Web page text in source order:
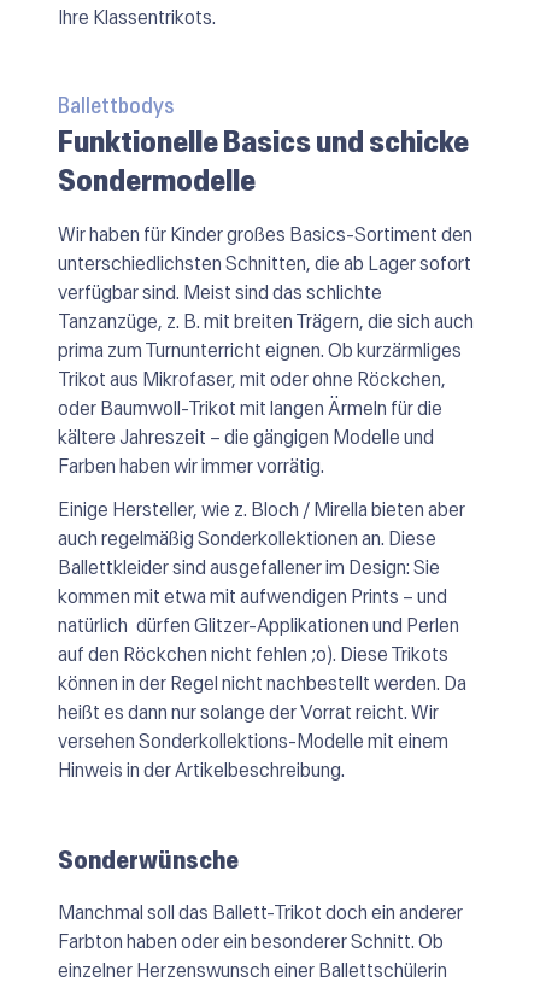
Ihre Klassentrikots.
Ballettbodys
Funktionelle Basics und schicke
Sondermodelle
Wir haben für Kinder großes Basics-Sortiment den
unterschiedlichsten Schnitten, die ab Lager sofort
verfügbar sind. Meist sind das schlichte
Tanzanzüge, z. B. mit breiten Trägern, die sich auch
prima zum Turnunterricht eignen. Ob kurzärmliges
Trikot aus Mikrofaser, mit oder ohne Röckchen,
oder Baumwoll-Trikot mit langen Ärmeln für die
kältere Jahreszeit – die gängigen Modelle und
Farben haben wir immer vorrätig.
Einige Hersteller, wie z. Bloch / Mirella bieten aber
auch regelmäßig Sonderkollektionen an. Diese
Ballettkleider sind ausgefallener im Design: Sie
kommen mit etwa mit aufwendigen Prints – und
natürlich dürfen Glitzer-Applikationen und Perlen
auf den Röckchen nicht fehlen ;o). Diese Trikots
können in der Regel nicht nachbestellt werden. Da
heißt es dann nur solange der Vorrat reicht. Wir
versehen Sonderkollektions-Modelle mit einem
Hinweis in der Artikelbeschreibung.
Sonderwünsche
Manchmal soll das Ballett-Trikot doch ein anderer
Farbton haben oder ein besonderer Schnitt. Ob
einzelner Herzenswunsch einer Ballettschülerin